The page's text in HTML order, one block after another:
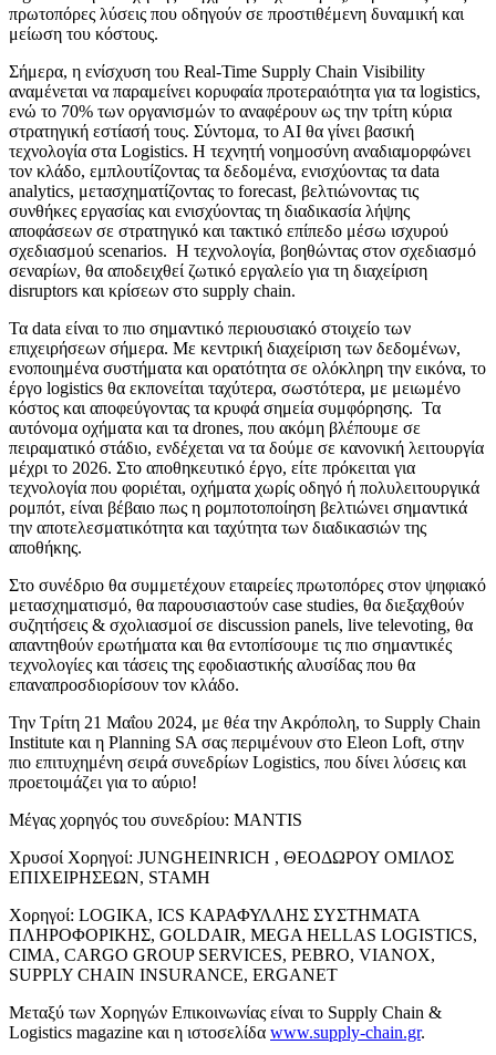
πρωτοπόρες λύσεις που οδηγούν σε προστιθέμενη δυναμική και
μείωση του κόστους.
Σήμερα, η ενίσχυση του Real-Time Supply Chain Visibility
αναμένεται να παραμείνει κορυφαία προτεραιότητα για τα logistics,
ενώ το 70% των οργανισμών το αναφέρουν ως την τρίτη κύρια
στρατηγική εστίασή τους. Σύντομα, το ΑΙ θα γίνει βασική
τεχνολογία στα Logistics. Η τεχνητή νοημοσύνη αναδιαμορφώνει
τον κλάδο, εμπλουτίζοντας τα δεδομένα, ενισχύοντας τα data
analytics, μετασχηματίζοντας το forecast, βελτιώνοντας τις
συνθήκες εργασίας και ενισχύοντας τη διαδικασία λήψης
αποφάσεων σε στρατηγικό και τακτικό επίπεδο μέσω ισχυρού
σχεδιασμού scenarios. H τεχνολογία, βοηθώντας στον σχεδιασμό
σεναρίων, θα αποδειχθεί ζωτικό εργαλείο για τη διαχείριση
disruptors και κρίσεων στο supply chain.
Τα data είναι το πιο σημαντικό περιουσιακό στοιχείο των
επιχειρήσεων σήμερα. Με κεντρική διαχείριση των δεδομένων,
ενοποιημένα συστήματα και ορατότητα σε ολόκληρη την εικόνα, το
έργο logistics θα εκπονείται ταχύτερα, σωστότερα, με μειωμένο
κόστος και αποφεύγοντας τα κρυφά σημεία συμφόρησης. Τα
αυτόνομα οχήματα και τα drones, που ακόμη βλέπουμε σε
πειραματικό στάδιο, ενδέχεται να τα δούμε σε κανονική λειτουργία
μέχρι το 2026. Στο αποθηκευτικό έργο, είτε πρόκειται για
τεχνολογία που φοριέται, οχήματα χωρίς οδηγό ή πολυλειτουργικά
ρομπότ, είναι βέβαιο πως η ρομποτοποίηση βελτιώνει σημαντικά
την αποτελεσματικότητα και ταχύτητα των διαδικασιών της
αποθήκης.
Στο συνέδριο θα συμμετέχουν εταιρείες πρωτοπόρες στον ψηφιακό
μετασχηματισμό, θα παρουσιαστούν case studies, θα διεξαχθούν
συζητήσεις & σχολιασμοί σε discussion panels, live televoting, θα
απαντηθούν ερωτήματα και θα εντοπίσουμε τις πιο σημαντικές
τεχνολογίες και τάσεις της εφοδιαστικής αλυσίδας που θα
επαναπροσδιορίσουν τον κλάδο.
Την Τρίτη 21 Μαΐου 2024, με θέα την Ακρόπολη, το Supply Chain
Institute και η Planning SA σας περιμένουν στο Eleon Loft, στην
πιο επιτυχημένη σειρά συνεδρίων Logistics, που δίνει λύσεις και
προετοιμάζει για το αύριο!
Μέγας χορηγός του συνεδρίου: MANTIS
Χρυσοί Χορηγοί: JUNGHEINRICH , ΘΕΟΔΩΡΟΥ ΟΜΙΛΟΣ
ΕΠΙΧΕΙΡΗΣΕΩΝ, STAMH
Χορηγοί: LOGIKA, ICS ΚΑΡΑΦΥΛΛΗΣ ΣΥΣΤΗΜΑΤΑ
ΠΛΗΡΟΦΟΡΙΚΗΣ, GOLDAIR, MEGA HELLAS LOGISTICS,
CIMA, CARGO GROUP SERVICES, PEBRO, VIANOX,
SUPPLY CHAIN INSURANCE, ERGANET
Μεταξύ των Χορηγών Επικοινωνίας είναι το Supply Chain &
Logistics magazine και η ιστοσελίδα www.supply-chain.gr.